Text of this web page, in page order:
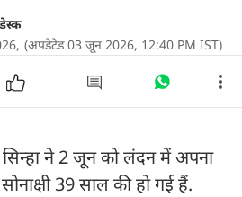
(अपडेटेड 03 जून 2026, 12:40 PM IST)
सिन्हा ने 2 जून को लंदन में अपना
39 साल की हो गई हैं.